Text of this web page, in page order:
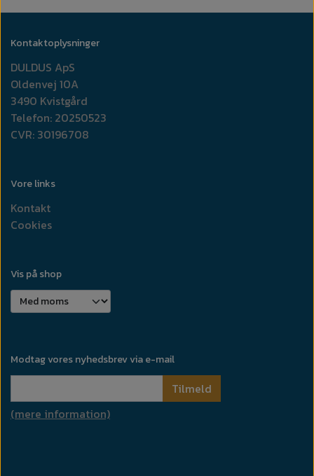
Kontaktoplysninger
DULDUS ApS
Oldenvej 10A
3490 Kvistgård
Telefon: 20250523
CVR: 30196708
Vore links
Kontakt
Cookies
Vis på shop
Modtag vores nyhedsbrev via e-mail
Tilmeld
(mere information)